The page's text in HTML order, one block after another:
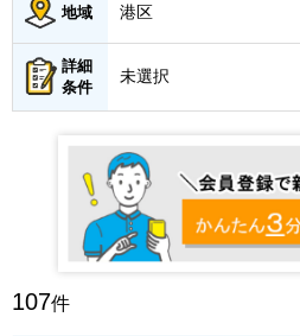
地域 港区
詳細
条件
未選択
107件